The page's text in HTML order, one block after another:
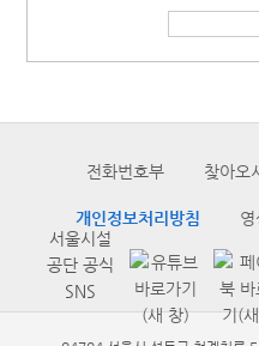
전화번호부 찾아오
개인정보처리방침
서울시설
공단 공식
SNS